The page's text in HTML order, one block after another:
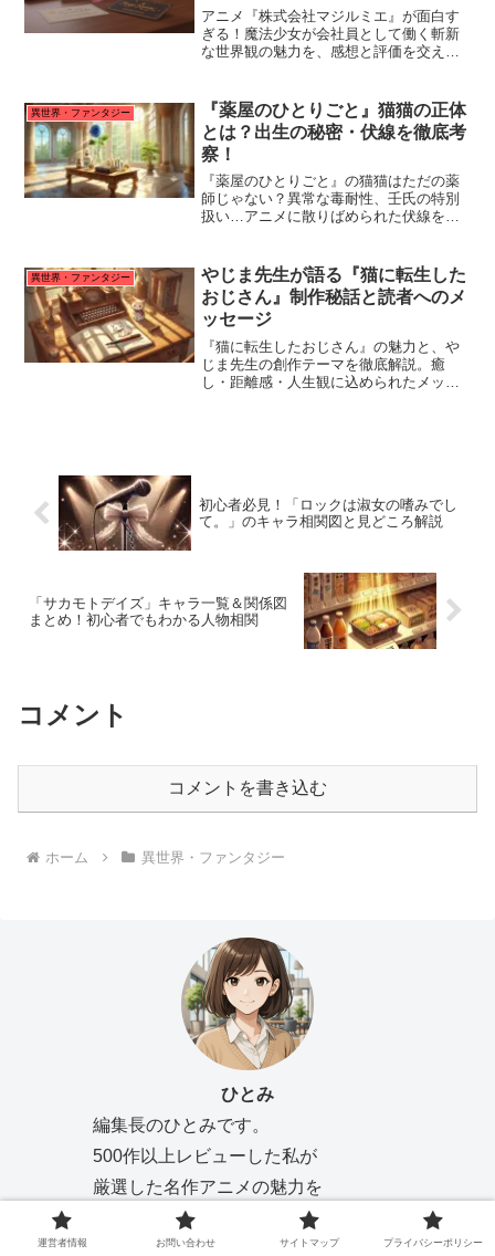
説！
アニメ『株式会社マジルミエ』が面白す
ぎる！魔法少女が会社員として働く斬新
な世界観の魅力を、感想と評価を交えて
異世界・ファンタジー
『薬屋のひとりごと』猫猫の正体
とは？出生の秘密・伏線を徹底考
察！
『薬屋のひとりごと』の猫猫はただの薬
師じゃない？異常な毒耐性、壬氏の特別
扱い…アニメに散りばめられた伏線を元
異世界・ファンタジー
やじま先生が語る『猫に転生した
おじさん』制作秘話と読者へのメ
ッセージ
『猫に転生したおじさん』の魅力と、や
じま先生の創作テーマを徹底解説。癒
し・距離感・人生観に込められたメッセ
初心者必見！「ロックは淑女の嗜みでし
て。」のキャラ相関図と見どころ解説
「サカモトデイズ」キャラ一覧＆関係図
まとめ！初心者でもわかる人物相関
コメント
コメントを書き込む
ホーム 異世界・ファンタジー
ひとみ
編集長のひとみです。
500作以上レビューした私が
厳選した名作アニメの魅力を
徹底解説しています。
あなたの「好き」が見つかる
運営者情報 お問い合わせ サイトマップ プライバシーポリシー